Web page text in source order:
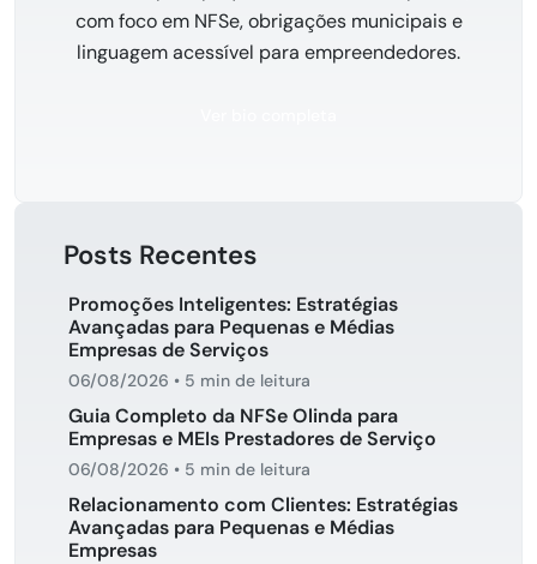
com foco em NFSe, obrigações municipais e
linguagem acessível para empreendedores.
Posts Recentes
Promoções Inteligentes: Estratégias
Avançadas para Pequenas e Médias
Empresas de Serviços
06/08/2026 • 5 min de leitura
Guia Completo da NFSe Olinda para
Empresas e MEIs Prestadores de Serviço
06/08/2026 • 5 min de leitura
Relacionamento com Clientes: Estratégias
Avançadas para Pequenas e Médias
Empresas